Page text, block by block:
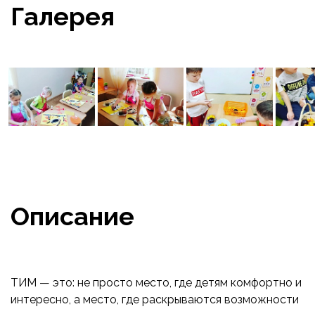
Галерея
Описание
ТИМ — это: не просто место, где детям комфортно и
интересно, а место, где раскрываются возможности